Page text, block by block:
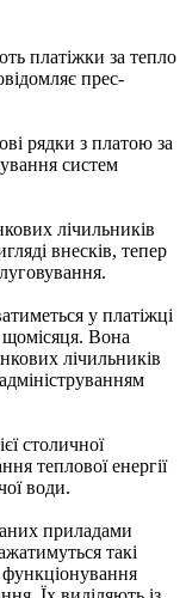
платіжки за тепло
прес-
рядки з платою за
систем
лічильників
внесків, тепер
у платіжці
Вона
лічильників
столичної
теплової енергії
води.
приладами
такі
функціонування